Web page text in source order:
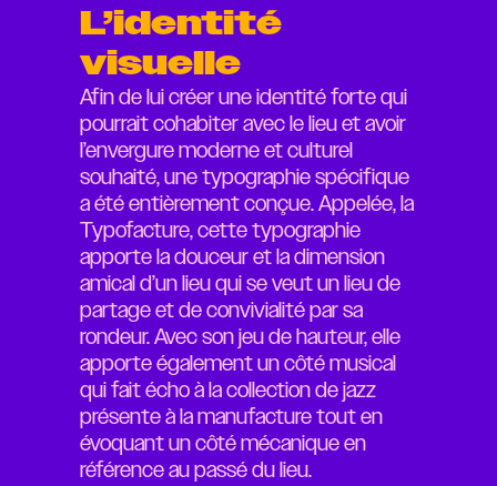
L’identité
visuelle
Afin de lui créer une identité forte qui
pourrait cohabiter avec le lieu et avoir
l’envergure moderne et culturel
souhaité, une typographie spécifique
a été entièrement conçue. Appelée, la
Typofacture, cette typographie
apporte la douceur et la dimension
amical d’un lieu qui se veut un lieu de
partage et de convivialité par sa
rondeur. Avec son jeu de hauteur, elle
apporte également un côté musical
qui fait écho à la collection de jazz
présente à la manufacture tout en
évoquant un côté mécanique en
référence au passé du lieu.